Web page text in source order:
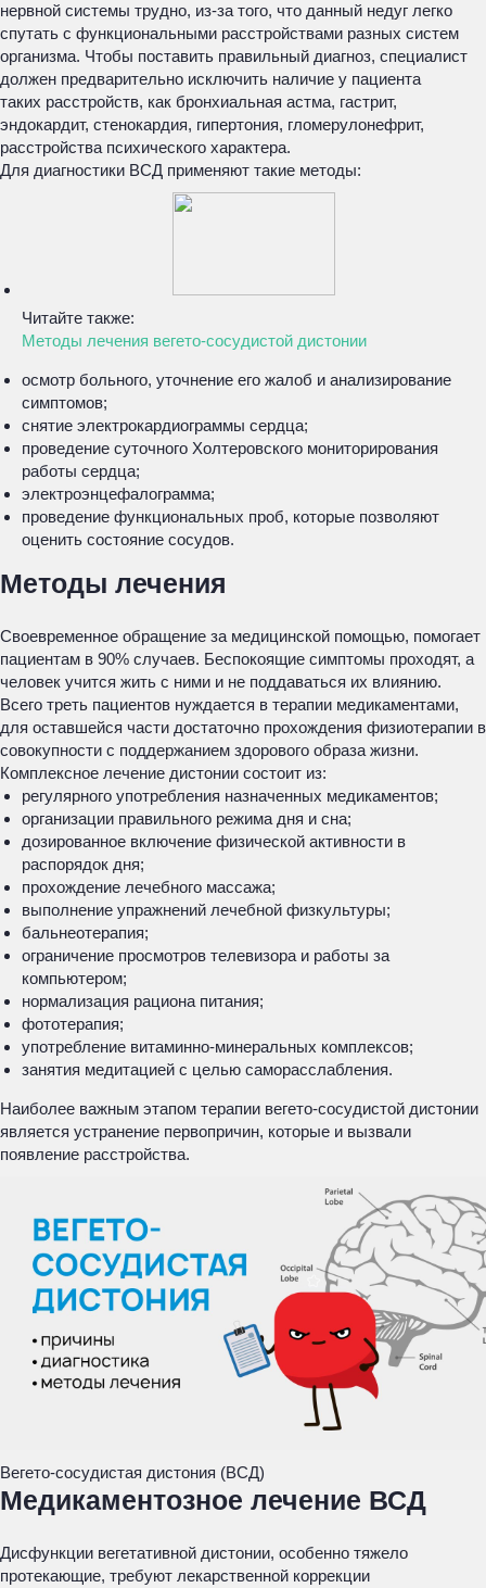
нервной системы трудно, из-за того, что данный недуг легко
спутать с функциональными расстройствами разных систем
организма. Чтобы поставить правильный диагноз, специалист
должен предварительно исключить наличие у пациента
таких расстройств, как бронхиальная астма, гастрит,
эндокардит, стенокардия, гипертония, гломерулонефрит,
расстройства психического характера.
Для диагностики ВСД применяют такие методы:
Читайте также:
Методы лечения вегето-сосудистой дистонии
осмотр больного, уточнение его жалоб и анализирование
симптомов;
снятие электрокардиограммы сердца;
проведение суточного Холтеровского мониторирования
работы сердца;
электроэнцефалограмма;
проведение функциональных проб, которые позволяют
оценить состояние сосудов.
Методы лечения
Своевременное обращение за медицинской помощью, помогает
пациентам в 90% случаев. Беспокоящие симптомы проходят, а
человек учится жить с ними и не поддаваться их влиянию.
Всего треть пациентов нуждается в терапии медикаментами,
для оставшейся части достаточно прохождения физиотерапии в
совокупности с поддержанием здорового образа жизни.
Комплексное лечение дистонии состоит из:
регулярного употребления назначенных медикаментов;
организации правильного режима дня и сна;
дозированное включение физической активности в
распорядок дня;
прохождение лечебного массажа;
выполнение упражнений лечебной физкультуры;
бальнеотерапия;
ограничение просмотров телевизора и работы за
компьютером;
нормализация рациона питания;
фототерапия;
употребление витаминно-минеральных комплексов;
занятия медитацией с целью саморасслабления.
Наиболее важным этапом терапии вегето-сосудистой дистонии
является устранение первопричин, которые и вызвали
появление расстройства.
Вегето-сосудистая дистония (ВСД)
Медикаментозное лечение ВСД
Дисфункции вегетативной дистонии, особенно тяжело
протекающие, требуют лекарственной коррекции